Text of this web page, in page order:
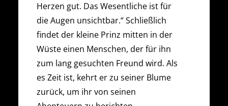
Herzen gut. Das Wesentliche ist für
die Augen unsichtbar.“ Schließlich
findet der kleine Prinz mitten in der
Wüste einen Menschen, der für ihn
zum lang gesuchten Freund wird. Als
es Zeit ist, kehrt er zu seiner Blume
zurück, um ihr von seinen